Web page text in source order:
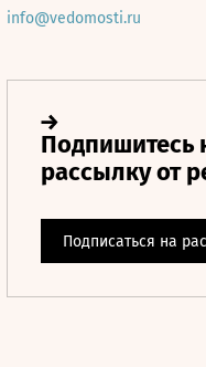
info@vedomosti.ru